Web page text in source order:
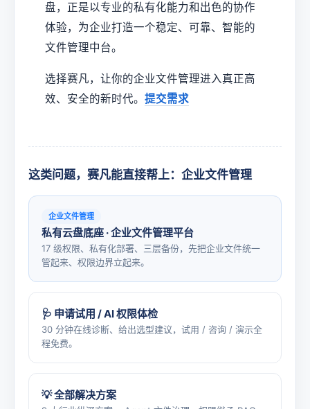
盘，正是以专业的私有化能力和出色的协作
体验，为企业打造一个稳定、可靠、智能的
文件管理中台。
选择赛凡，让你的企业文件管理进入真正高
效、安全的新时代。 提交需求
这类问题，赛凡能直接帮上：企业文件管理
企业文件管理
私有云盘底座 · 企业文件管理平台
17 级权限、私有化部署、三层备份，先把企业文件统一
管起来、权限边界立起来。
🩺 申请试用 / AI 权限体检
30 分钟在线诊断、给出选型建议，试用 / 咨询 / 演示全
程免费。
💡 全部解决方案